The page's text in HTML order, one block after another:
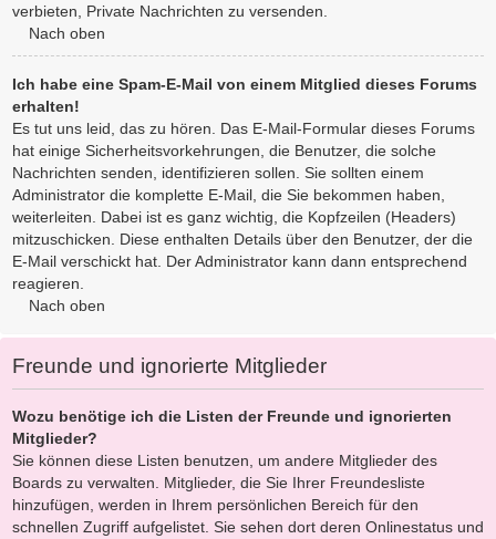
verbieten, Private Nachrichten zu versenden.
Nach oben
Ich habe eine Spam-E-Mail von einem Mitglied dieses Forums
erhalten!
Es tut uns leid, das zu hören. Das E-Mail-Formular dieses Forums
hat einige Sicherheitsvorkehrungen, die Benutzer, die solche
Nachrichten senden, identifizieren sollen. Sie sollten einem
Administrator die komplette E-Mail, die Sie bekommen haben,
weiterleiten. Dabei ist es ganz wichtig, die Kopfzeilen (Headers)
mitzuschicken. Diese enthalten Details über den Benutzer, der die
E-Mail verschickt hat. Der Administrator kann dann entsprechend
reagieren.
Nach oben
Freunde und ignorierte Mitglieder
Wozu benötige ich die Listen der Freunde und ignorierten
Mitglieder?
Sie können diese Listen benutzen, um andere Mitglieder des
Boards zu verwalten. Mitglieder, die Sie Ihrer Freundesliste
hinzufügen, werden in Ihrem persönlichen Bereich für den
schnellen Zugriff aufgelistet. Sie sehen dort deren Onlinestatus und